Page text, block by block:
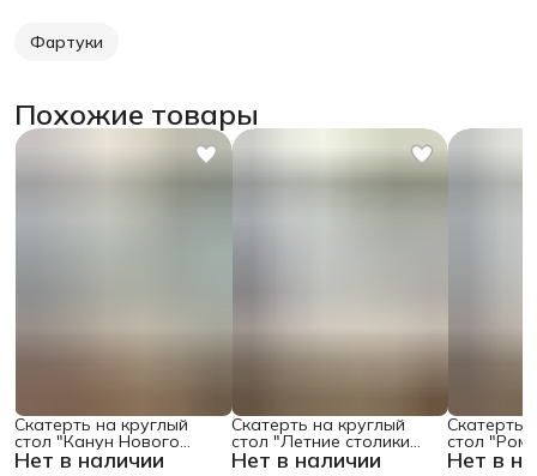
Фартуки
Похожие товары
Нет в наличии
Скатерть на круглый
стол "Канун Нового
Года", 150х150 , серия Нет в наличии
Скатерть на круглый
стол "Летние столики
кафе", 150х150 Нет в
Скатерть
стол
поляне",